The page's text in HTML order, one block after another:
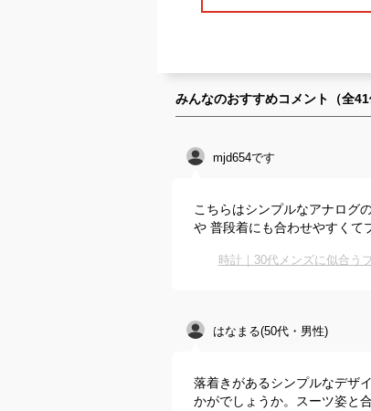
みんなのおすすめコメント（全41
mjd654です
こちらはシンプルなアナログ
や 普段着にも合わせやすくて
時計｜30代メンズに似合う
はなまる(50代・男性)
落着きがあるシンプルなデザ
かがでしょうか。スーツ姿と